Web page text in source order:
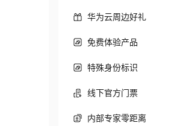
华为云周边好礼
免费体验产品
特殊身份标识
线下官方门票
内部专家零距离